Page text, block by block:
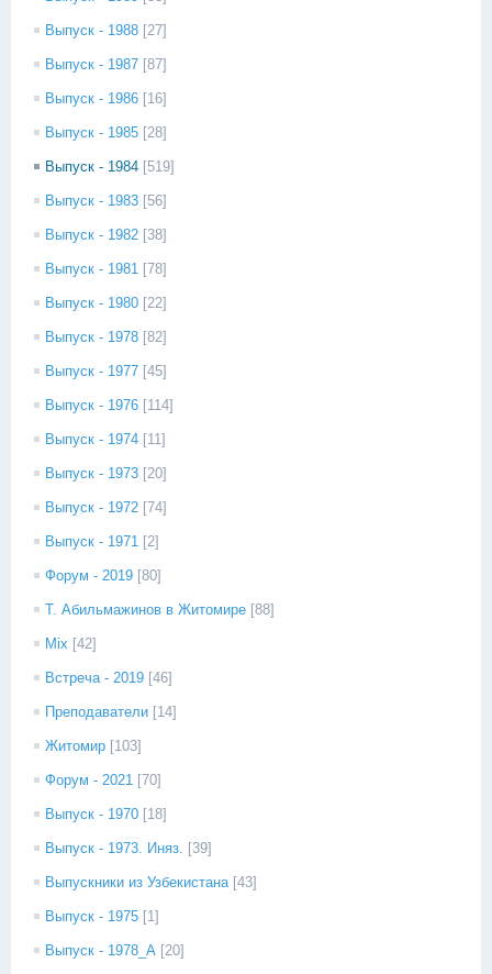
Выпуск - 1988 [27]
Выпуск - 1987 [87]
Выпуск - 1986 [16]
Выпуск - 1985 [28]
Выпуск - 1984 [519]
Выпуск - 1983 [56]
Выпуск - 1982 [38]
Выпуск - 1981 [78]
Выпуск - 1980 [22]
Выпуск - 1978 [82]
Выпуск - 1977 [45]
Выпуск - 1976 [114]
Выпуск - 1974 [11]
Выпуск - 1973 [20]
Выпуск - 1972 [74]
Выпуск - 1971 [2]
Форум - 2019 [80]
Т. Абильмажинов в Житомире [88]
Mix [42]
Встреча - 2019 [46]
Преподаватели [14]
Житомир [103]
Форум - 2021 [70]
Выпуск - 1970 [18]
Выпуск - 1973. Иняз. [39]
Выпускники из Узбекистана [43]
Выпуск - 1975 [1]
Выпуск - 1978_А [20]